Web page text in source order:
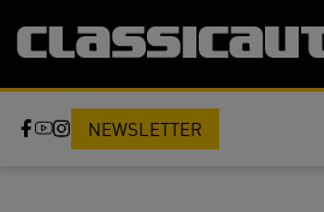
NEWSLETTER